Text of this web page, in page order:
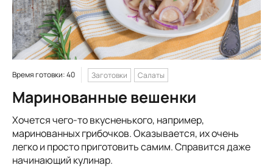
Время готовки: 40 Заготовки Салаты
Маринованные вешенки
Хочется чего-то вкусненького, например,
маринованных грибочков. Оказывается, их очень
легко и просто приготовить самим. Справится даже
начинающий кулинар.